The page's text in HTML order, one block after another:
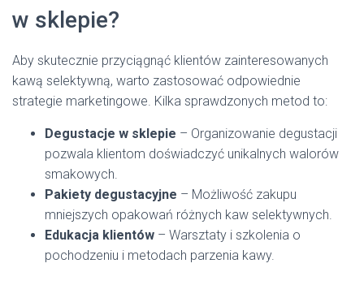
w sklepie?
Aby skutecznie przyciągnąć klientów zainteresowanych
kawą selektywną, warto zastosować odpowiednie
strategie marketingowe. Kilka sprawdzonych metod to:
Degustacje w sklepie – Organizowanie degustacji
pozwala klientom doświadczyć unikalnych walorów
smakowych.
Pakiety degustacyjne – Możliwość zakupu
mniejszych opakowań różnych kaw selektywnych.
Edukacja klientów – Warsztaty i szkolenia o
pochodzeniu i metodach parzenia kawy.